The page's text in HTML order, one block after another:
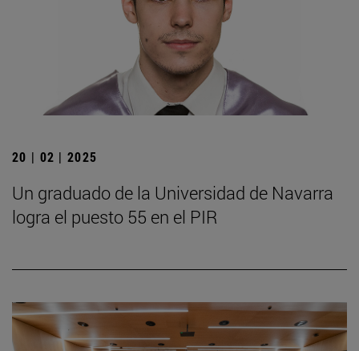
20 | 02 | 2025
Un graduado de la Universidad de Navarra
logra el puesto 55 en el PIR